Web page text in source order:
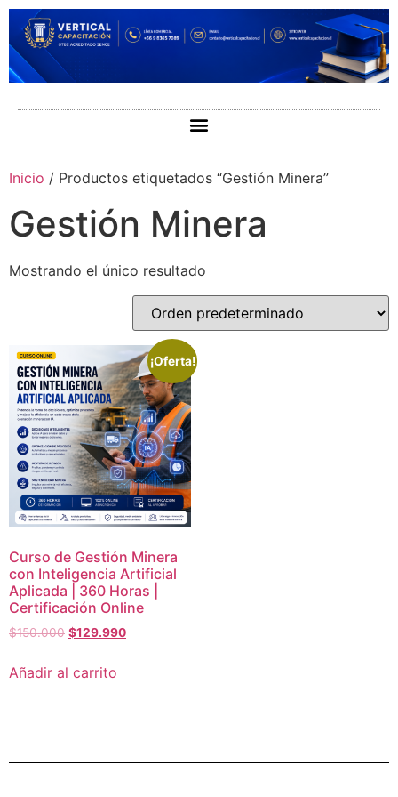
Inicio / Productos etiquetados “Gestión Minera”
Gestión Minera
Mostrando el único resultado
¡Oferta!
Curso de Gestión Minera
con Inteligencia Artificial
Aplicada | 360 Horas |
Certificación Online
$150.000 $129.990
Añadir al carrito